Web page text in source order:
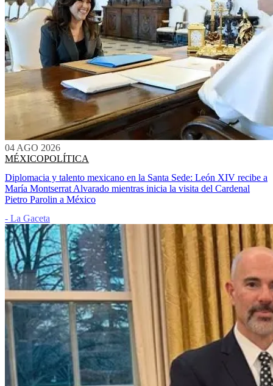
04 AGO 2026
MÉXICOPOLÍTICA
Diplomacia y talento mexicano en la Santa Sede: León XIV recibe a
María Montserrat Alvarado mientras inicia la visita del Cardenal
Pietro Parolin a México
- La Gaceta